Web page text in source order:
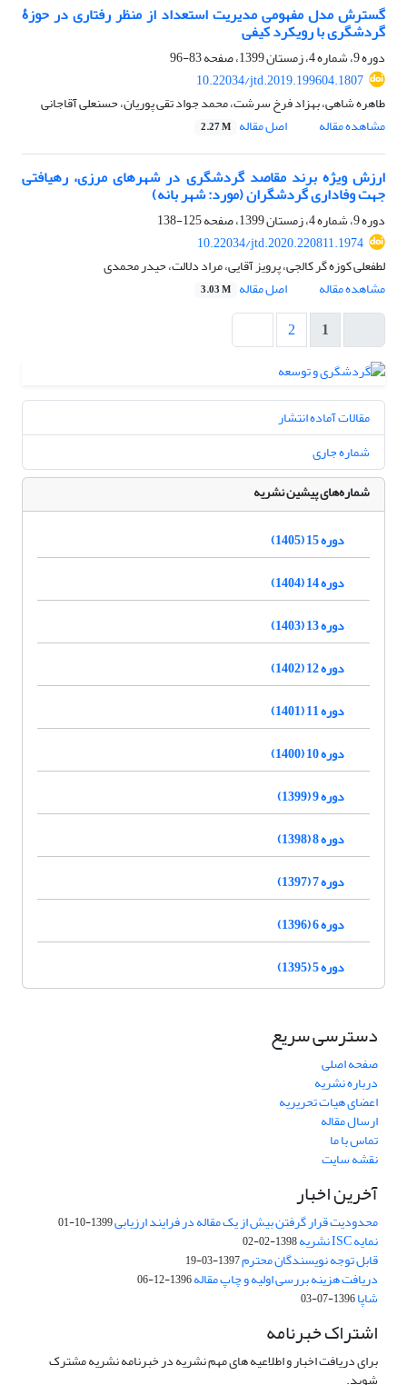
گسترش مدل مفهومی مدیریت استعداد از منظر رفتاری در حوزۀ
گردشگری با رویکرد کیفی
دوره 9، شماره 4، زمستان 1399، صفحه
83-96
10.22034/jtd.2019.199604.1807
طاهره شاهی، بهزاد فرخ سرشت، محمد جواد تقی پوریان، حسنعلی آقاجانی
مشاهده مقاله
اصل مقاله 2.27 M
ارزش ویژه برند مقاصد گردشگری در شهرهای مرزی، رهیافتی
جهت وفاداری گردشگران (مورد: شهر بانه)
دوره 9، شماره 4، زمستان 1399، صفحه
125-138
10.22034/jtd.2020.220811.1974
لطفعلی کوزه گر کالجی، پرویز آقایی، مراد دلالت، حیدر محمدی
مشاهده مقاله
اصل مقاله 3.03 M
1
2
مقالات آماده انتشار
شماره جاری
شماره‌های پیشین نشریه
دوره 15 (1405)
دوره 14 (1404)
دوره 13 (1403)
دوره 12 (1402)
دوره 11 (1401)
دوره 10 (1400)
دوره 9 (1399)
دوره 8 (1398)
دوره 7 (1397)
دوره 6 (1396)
دوره 5 (1395)
دسترسی سریع
صفحه اصلی
درباره نشریه
اعضای هیات تحریریه
ارسال مقاله
تماس با ما
نقشه سایت
آخرین اخبار
محدودیت قرار گرفتن بیش از یک مقاله در فرایند ارزیابی1399-10-01
نمایه ISC نشریه 1398-02-02
قابل توجه نویسندگان محترم1397-03-19
دریافت هزینه بررسی اولیه و چاپ مقاله1396-12-06
شاپا1396-07-03
اشتراک خبرنامه
برای دریافت اخبار و اطلاعیه های مهم نشریه در خبرنامه نشریه مشترک
شوید.